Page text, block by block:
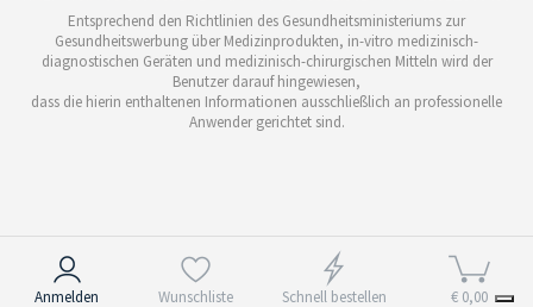
Anmelden Wunschliste Schnell bestellen € 0,00
Entsprechend den Richtlinien des Gesundheitsministeriums zur
Gesundheitswerbung über Medizinprodukten, in-vitro medizinisch-
diagnostischen Geräten und medizinisch-chirurgischen Mitteln wird der
Benutzer darauf hingewiesen,
dass die hierin enthaltenen Informationen ausschließlich an professionelle
Anwender gerichtet sind.
Hinweis bei Erhebung